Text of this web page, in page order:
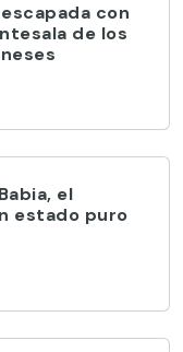
con
de los
el
estado puro